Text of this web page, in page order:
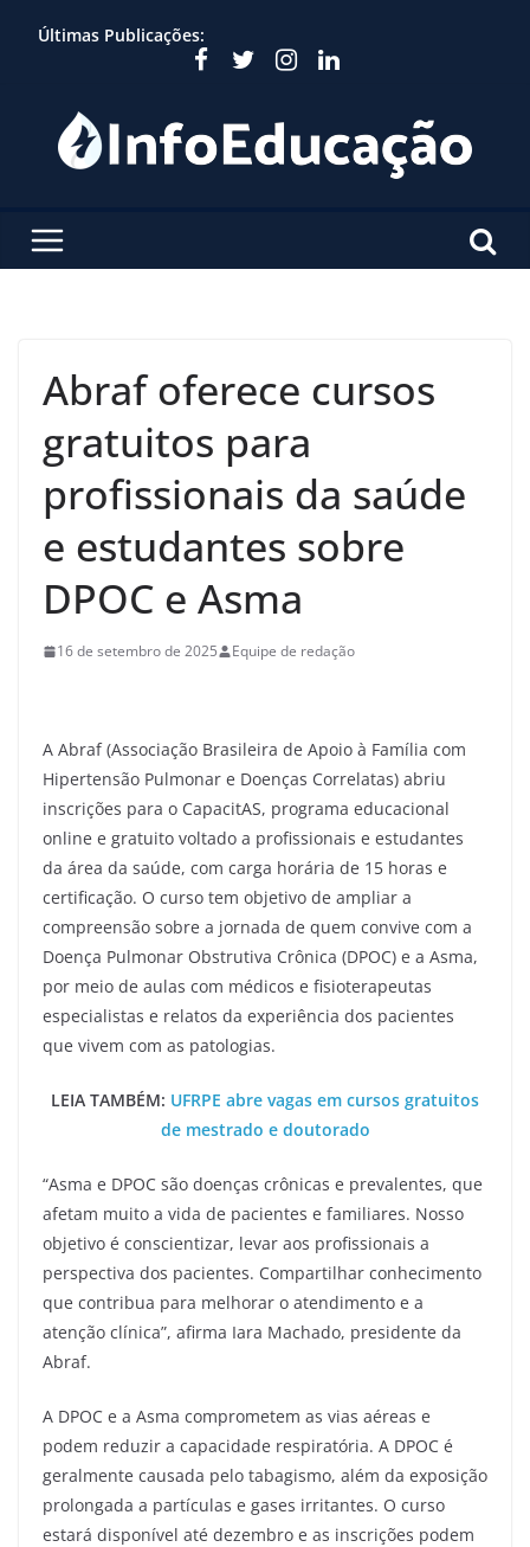
Últimas Publicações:
Abraf oferece cursos
gratuitos para
profissionais da saúde
e estudantes sobre
DPOC e Asma
16 de setembro de 2025 Equipe de redação
A Abraf (Associação Brasileira de Apoio à Família com
Hipertensão Pulmonar e Doenças Correlatas) abriu
inscrições para o CapacitAS, programa educacional
online e gratuito voltado a profissionais e estudantes
da área da saúde, com carga horária de 15 horas e
certificação. O curso tem objetivo de ampliar a
compreensão sobre a jornada de quem convive com a
Doença Pulmonar Obstrutiva Crônica (DPOC) e a Asma,
por meio de aulas com médicos e fisioterapeutas
especialistas e relatos da experiência dos pacientes
que vivem com as patologias.
LEIA TAMBÉM: UFRPE abre vagas em cursos gratuitos
de mestrado e doutorado
“Asma e DPOC são doenças crônicas e prevalentes, que
afetam muito a vida de pacientes e familiares. Nosso
objetivo é conscientizar, levar aos profissionais a
perspectiva dos pacientes. Compartilhar conhecimento
que contribua para melhorar o atendimento e a
atenção clínica”, afirma Iara Machado, presidente da
Abraf.
A DPOC e a Asma comprometem as vias aéreas e
podem reduzir a capacidade respiratória. A DPOC é
geralmente causada pelo tabagismo, além da exposição
prolongada a partículas e gases irritantes. O curso
estará disponível até dezembro e as inscrições podem